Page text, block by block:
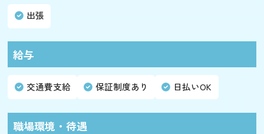
出張
給与
交通費支給 保証制度あり 日払いOK
職場環境・待遇